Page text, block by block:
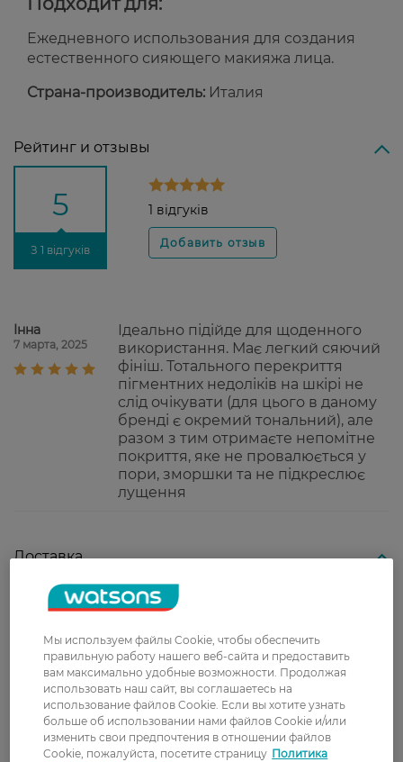
Ежедневного использования для создания
естественного сияющего макияжа лица.
Страна-производитель: Италия
Рейтинг и отзывы
5
З 1 відгуків
1 відгуків
Інна
7 марта, 2025
Ідеально підійде для щоденного
використання. Має легкий сяючий
фініш. Тотального перекриття
пігментних недоліків на шкірі не
слід очікувати (для цього в даному
бренді є окремий тональний), але
разом з тим отримаєте непомітне
покриття, яке не провалюється у
пори, зморшки та не підкреслює
лущення
Доставка
Новая почта
от 699 грн
Укрпочта
Стоимость доставки – 79 грн, бесплатная
доставка от – 599 грн
Забрать сегодня в магазине Watsons
Мы используем файлы Cookie, чтобы обеспечить
правильную работу нашего веб-сайта и предоставить
вам максимально удобные возможности. Продолжая
использовать наш сайт, вы соглашаетесь на
использование файлов Cookie. Если вы хотите узнать
больше об использовании нами файлов Cookie и/или
изменить свои предпочтения в отношении файлов
Cookie, пожалуйста, посетите страницу Политика